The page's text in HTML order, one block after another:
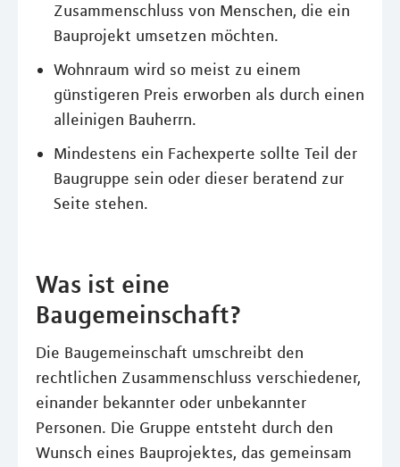
Zusammenschluss von Menschen, die ein
Bauprojekt umsetzen möchten.
Wohnraum wird so meist zu einem
günstigeren Preis erworben als durch einen
alleinigen Bauherrn.
Mindestens ein Fachexperte sollte Teil der
Baugruppe sein oder dieser beratend zur
Seite stehen.
Was ist eine
Baugemeinschaft?
Die Baugemeinschaft umschreibt den
rechtlichen Zusammenschluss verschiedener,
einander bekannter oder unbekannter
Personen. Die Gruppe entsteht durch den
Wunsch eines Bauprojektes, das gemeinsam